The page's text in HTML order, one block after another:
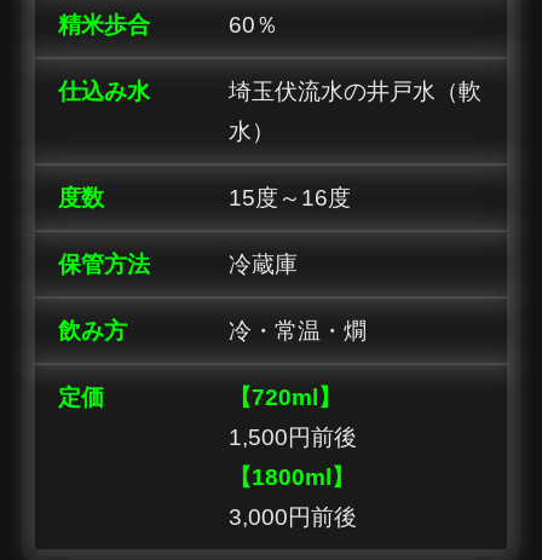
精米歩合 60％
仕込み水
埼玉伏流水の井戸水（軟
水）
度数 15度～16度
保管方法 冷蔵庫
飲み方 冷・常温・燗
定価
【720ml】
1,500円前後
【1800ml】
3,000円前後